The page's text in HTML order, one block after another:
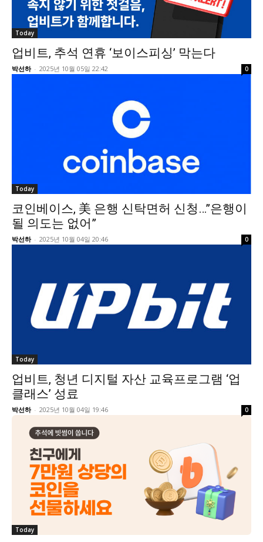
Today
업비트, 추석 연휴 ‘보이스피싱’ 막는다
박선하 - 2025년 10월 05일 22:42 0
Today
코인베이스, 美 은행 신탁면허 신청…”은행이
될 의도는 없어”
박선하 - 2025년 10월 04일 20:46 0
Today
업비트, 청년 디지털 자산 교육프로그램 ‘업
클래스’ 성료
박선하 - 2025년 10월 04일 19:46 0
Today